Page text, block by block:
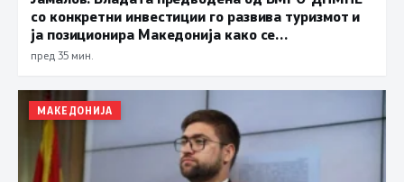
со конкретни инвестиции го развива туризмот и
ја позиционира Македонија како се
поатрактивна туристичка дестинација
пред 35 мин.
МАКЕДОНИЈА